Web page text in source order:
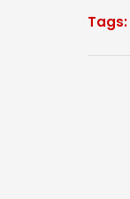
Tags: